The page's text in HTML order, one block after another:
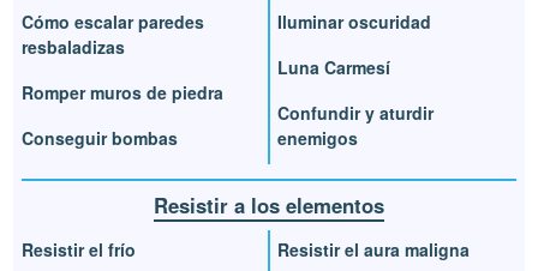
Cómo escalar paredes
resbaladizas
Romper muros de piedra
Conseguir bombas
Iluminar oscuridad
Luna Carmesí
Confundir y aturdir
enemigos
Resistir a los elementos
Resistir el frío
Resistir el aura maligna